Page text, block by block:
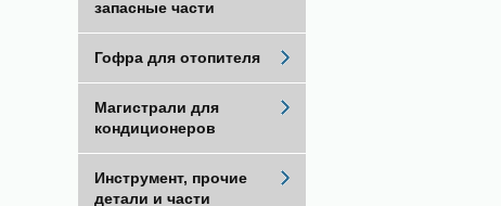
запасные части
Гофра для отопителя
Магистрали для
кондиционеров
Инструмент, прочие
детали и части